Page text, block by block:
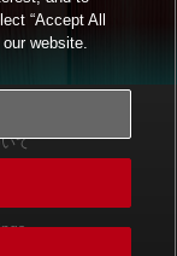
て
“Accept All
website.